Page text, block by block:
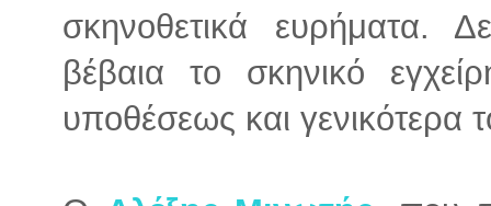
σκηνοθετικά ευρήματα.
βέβαια το σκηνικό
υποθέσεως και γενικότερα